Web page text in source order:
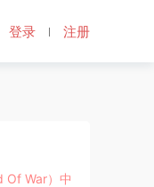
登录 注册
Of War）中